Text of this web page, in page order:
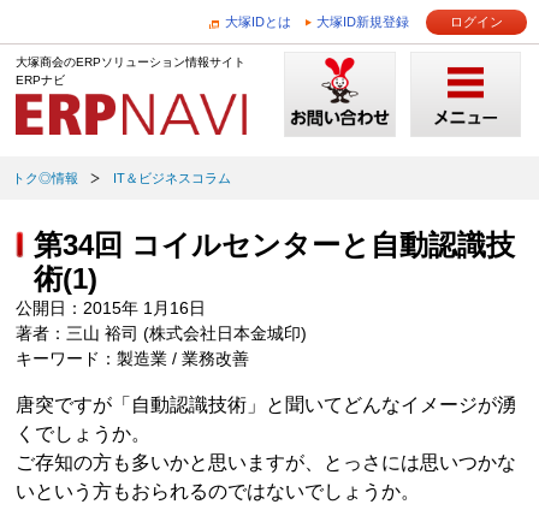
大塚IDとは 大塚ID新規登録 ログイン
大塚商会のERPソリューション情報サイト
ERPナビ
トク◎情報 IT＆ビジネスコラム
第34回 コイルセンターと自動認識技
術(1)
公開日：2015年 1月16日
著者：三山 裕司 (株式会社日本金城印)
キーワード：製造業 / 業務改善
唐突ですが「自動認識技術」と聞いてどんなイメージが湧
くでしょうか。
ご存知の方も多いかと思いますが、とっさには思いつかな
いという方もおられるのではないでしょうか。